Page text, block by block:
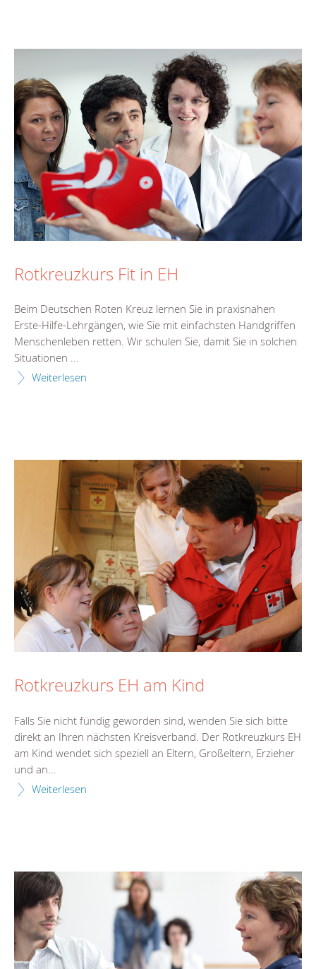
Rotkreuzkurs Fit in EH
Beim Deutschen Roten Kreuz lernen Sie in praxisnahen
Erste-Hilfe-Lehrgängen, wie Sie mit einfachsten Handgriffen
Menschenleben retten. Wir schulen Sie, damit Sie in solchen
Situationen ...
Weiterlesen
Rotkreuzkurs EH am Kind
Falls Sie nicht fündig geworden sind, wenden Sie sich bitte
direkt an Ihren nächsten Kreisverband. Der Rotkreuzkurs EH
am Kind wendet sich speziell an Eltern, Großeltern, Erzieher
und an...
Weiterlesen